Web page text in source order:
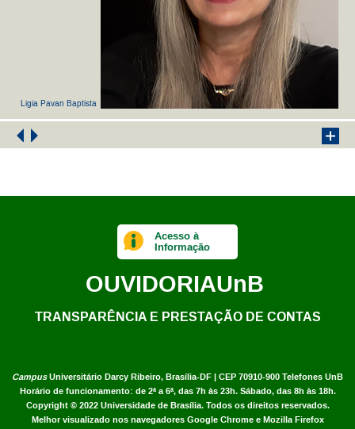
Ligia Pavan Baptista
CampusUniversitário Darcy Ribeiro, Brasília-DF | CEP 70910-900 Telefones UnB
Horário de funcionamento: de 2ª a 6ª, das 7h às 23h. Sábado, das 8h às 18h.
Copyright © 2022 Universidade de Brasília. Todos os direitos reservados.
Melhor visualizado nos navegadores Google Chrome e Mozilla Firefox
Acesso à
Informação
OUVIDORIAUnB
TRANSPARÊNCIA E PRESTAÇÃO DE CONTAS